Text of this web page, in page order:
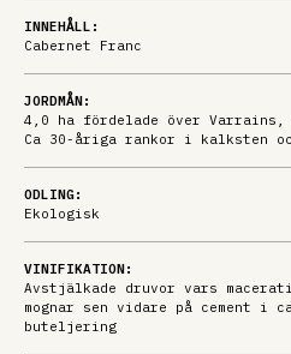
INNEHÅLL:
Cabernet Franc
JORDMÅN:
4,0 ha fördelade över Varrains,
Ca 30-åriga rankor i kalksten
ODLING:
Ekologisk
VINIFIKATION:
Avstjälkade druvor vars
mognar sen vidare på cement i
buteljering